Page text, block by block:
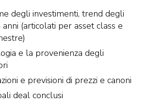
degli investimenti, trend degli
(articolati per asset class e
e la provenienza degli
e previsioni di prezzi e canoni
deal conclusi